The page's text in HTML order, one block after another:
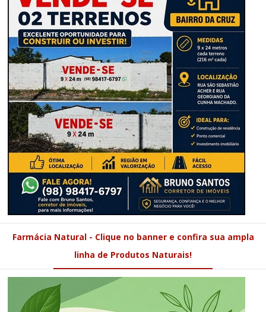
Farmácia Natural - Clique no banner e confira sua ampla
linha de Produtos Naturais!